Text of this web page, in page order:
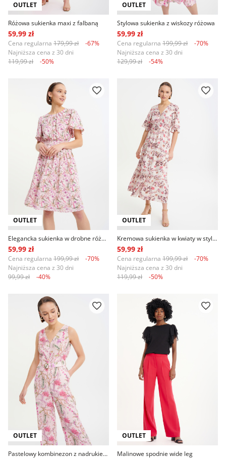
OUTLET
Różowa sukienka maxi z falbaną
59,99 zł
Cena regularna 179,99 zł
-67%
Najniższa cena z 30 dni
119,99 zł
-50%
OUTLET
Stylowa sukienka z wiskozy różowa
59,99 zł
Cena regularna 199,99 zł
-70%
Najniższa cena z 30 dni
129,99 zł
-54%
OUTLET
Elegancka sukienka w drobne różowe kwiaty
59,99 zł
Cena regularna 199,99 zł
-70%
Najniższa cena z 30 dni
99,99 zł
-40%
OUTLET
Kremowa sukienka w kwiaty w stylu casual
59,99 zł
Cena regularna 199,99 zł
-70%
Najniższa cena z 30 dni
119,99 zł
-50%
OUTLET
Pastelowy kombinezon z nadrukiem w kwiaty
OUTLET
Malinowe spodnie wide leg